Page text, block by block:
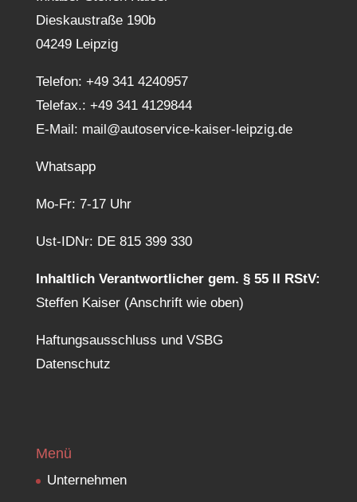
Dieskaustraße 190b
04249 Leipzig
Telefon: +49 341 4240957
Telefax.: +49 341 4129844
E-Mail: mail@autoservice-kaiser-leipzig.de
Whatsapp
Mo-Fr: 7-17 Uhr
Ust-IDNr: DE 815 399 330
Inhaltlich Verantwortlicher gem. § 55 II RStV:
Steffen Kaiser (Anschrift wie oben)
Haftungsausschluss und VSBG
Datenschutz
Menü
Unternehmen